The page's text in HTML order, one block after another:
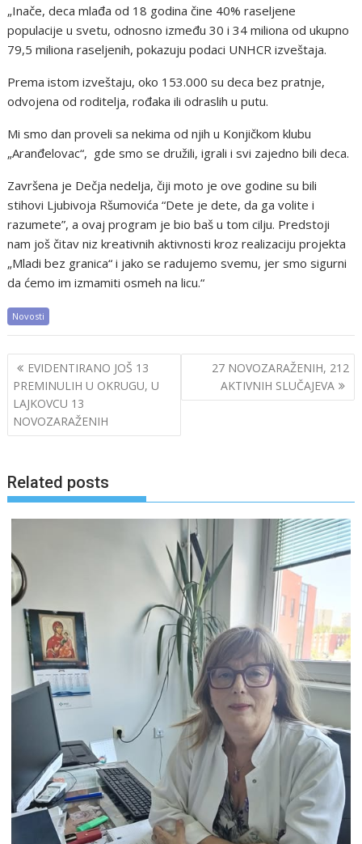
„Inače, deca mlađa od 18 godina čine 40% raseljene
populacije u svetu, odnosno između 30 i 34 miliona od ukupno
79,5 miliona raseljenih, pokazuju podaci UNHCR izveštaja.
Prema istom izveštaju, oko 153.000 su deca bez pratnje,
odvojena od roditelja, rođaka ili odraslih u putu.
Mi smo dan proveli sa nekima od njih u Konjičkom klubu
„Aranđelovac“, gde smo se družili, igrali i svi zajedno bili deca.
Završena je Dečja nedelja, čiji moto je ove godine su bili
stihovi Ljubivoja Ršumovića “Dete je dete, da ga volite i
razumete”, a ovaj program je bio baš u tom cilju. Predstoji
nam još čitav niz kreativnih aktivnosti kroz realizaciju projekta
„Mladi bez granica“ i jako se radujemo svemu, jer smo sigurni
da ćemo im izmamiti osmeh na licu.“
Novosti
Post
navigation
EVIDENTIRANO JOŠ 13
PREMINULIH U OKRUGU, U
LAJKOVCU 13
NOVOZARAŽENIH
27 NOVOZARAŽENIH, 212
AKTIVNIH SLUČAJEVA
Related posts